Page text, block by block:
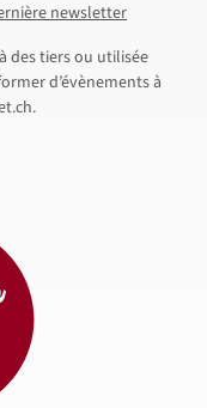
newsletter
des tiers ou utilisée
d’évènements à